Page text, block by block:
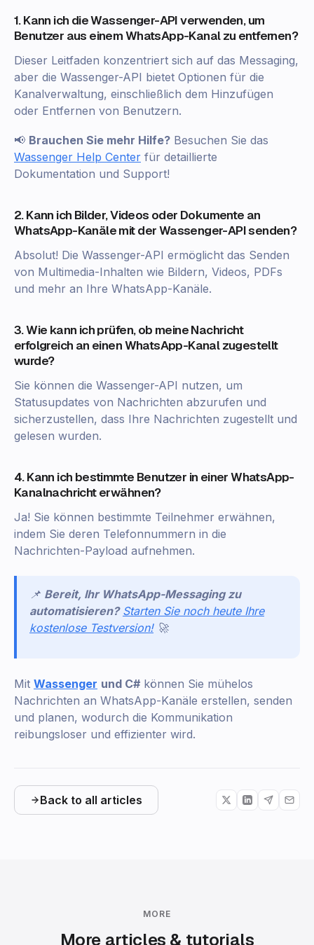
1. Kann ich die Wassenger-API verwenden, um
Benutzer aus einem WhatsApp-Kanal zu entfernen?
Dieser Leitfaden konzentriert sich auf das Messaging,
aber die Wassenger-API bietet Optionen für die
Kanalverwaltung, einschließlich dem Hinzufügen
oder Entfernen von Benutzern.
📢 Brauchen Sie mehr Hilfe? Besuchen Sie das
Wassenger Help Center für detaillierte
Dokumentation und Support!
2. Kann ich Bilder, Videos oder Dokumente an
WhatsApp-Kanäle mit der Wassenger-API senden?
Absolut! Die Wassenger-API ermöglicht das Senden
von Multimedia-Inhalten wie Bildern, Videos, PDFs
und mehr an Ihre WhatsApp-Kanäle.
3. Wie kann ich prüfen, ob meine Nachricht
erfolgreich an einen WhatsApp-Kanal zugestellt
wurde?
Sie können die Wassenger-API nutzen, um
Statusupdates von Nachrichten abzurufen und
sicherzustellen, dass Ihre Nachrichten zugestellt und
gelesen wurden.
4. Kann ich bestimmte Benutzer in einer WhatsApp-
Kanalnachricht erwähnen?
Ja! Sie können bestimmte Teilnehmer erwähnen,
indem Sie deren Telefonnummern in die
Nachrichten-Payload aufnehmen.
📌 Bereit, Ihr WhatsApp-Messaging zu
automatisieren? Starten Sie noch heute Ihre
kostenlose Testversion! 🚀
Mit Wassenger und C# können Sie mühelos
Nachrichten an WhatsApp-Kanäle erstellen, senden
und planen, wodurch die Kommunikation
reibungsloser und effizienter wird.
Back to all articles
MORE
More articles & tutorials